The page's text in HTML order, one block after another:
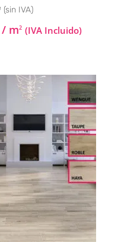
IVA)
/ m2 (IVA Incluido)